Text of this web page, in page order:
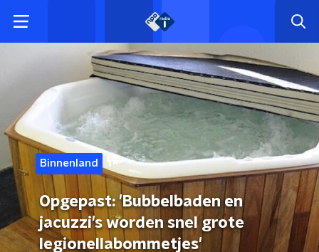
Binnenland
Opgepast: 'Bubbelbaden en
jacuzzi's worden snel grote
legionellabommetjes'